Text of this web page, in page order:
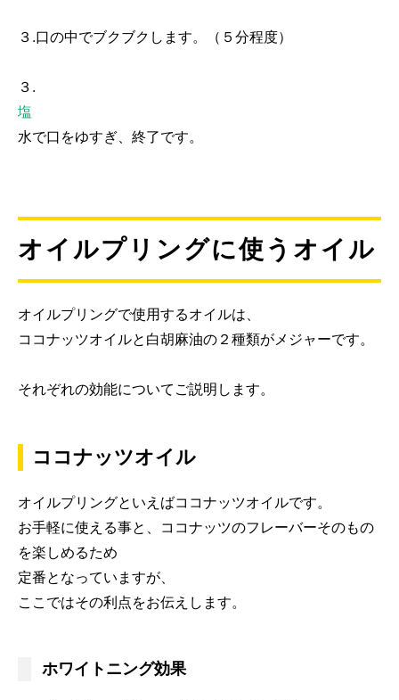
３.口の中でブクブクします。（５分程度）
３.
塩
水で口をゆすぎ、終了です。
オイルプリングに使うオイル
オイルプリングで使用するオイルは、
ココナッツオイルと白胡麻油の２種類がメジャーです。
それぞれの効能についてご説明します。
ココナッツオイル
オイルプリングといえばココナッツオイルです。
お手軽に使える事と、ココナッツのフレーバーそのもの
を楽しめるため
定番となっていますが、
ここではその利点をお伝えします。
ホワイトニング効果